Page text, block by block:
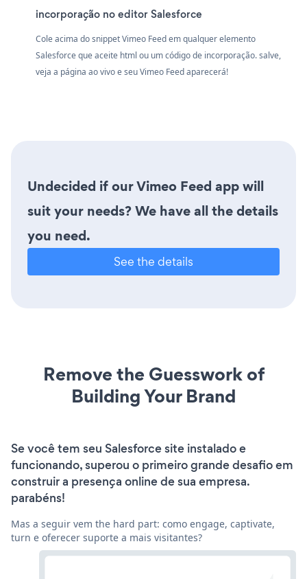
incorporação no editor Salesforce
Cole acima do snippet Vimeo Feed em qualquer elemento
Salesforce que aceite html ou um código de incorporação. salve,
veja a página ao vivo e seu Vimeo Feed aparecerá!
Undecided if our Vimeo Feed app will
suit your needs? We have all the details
you need.
See the details
Remove the Guesswork of
Building Your Brand
Se você tem seu Salesforce site instalado e
funcionando, superou o primeiro grande desafio em
construir a presença online de sua empresa.
parabéns!
Mas a seguir vem the hard part: como engage, captivate,
turn e oferecer suporte a mais visitantes?